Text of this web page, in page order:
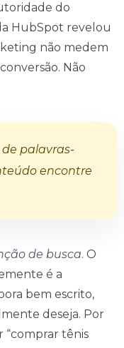
do
HubSpot revelou
não medem
Não
palavras-
encontre
de busca. O
é a
bem escrito,
deseja. Por
“comprar tênis